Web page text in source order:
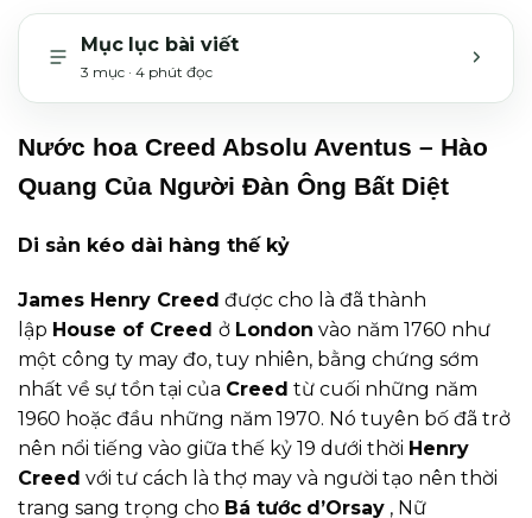
Mục lục bài viết
3 mục · 4 phút đọc
Nước hoa Creed Absolu Aventus – Hào
Quang Của Người Đàn Ông Bất Diệt
Di sản kéo dài hàng thế kỷ
James Henry Creed được cho là đã thành
lập House of Creed ở London vào năm 1760 như
một công ty may đo, tuy nhiên, bằng chứng sớm
nhất về sự tồn tại của Creed từ cuối những năm
1960 hoặc đầu những năm 1970. Nó tuyên bố đã trở
nên nổi tiếng vào giữa thế kỷ 19 dưới thời Henry
Creed với tư cách là thợ may và người tạo nên thời
trang sang trọng cho Bá tước d’Orsay , Nữ